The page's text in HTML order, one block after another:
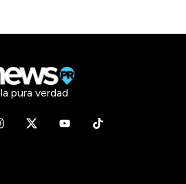
la pura verdad